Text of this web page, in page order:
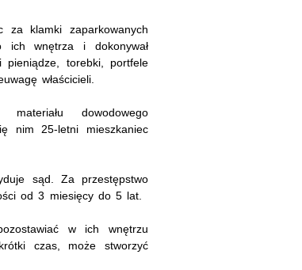
za klamki zaparkowanych
ich wnętrza i dokonywał
pieniądze, torebki, portfele
właścicieli.
dowodowego
nim 25-letni mieszkaniec
sąd. Za przestępstwo
od 3 miesięcy do 5 lat.
w ich wnętrzu
czas, może stworzyć